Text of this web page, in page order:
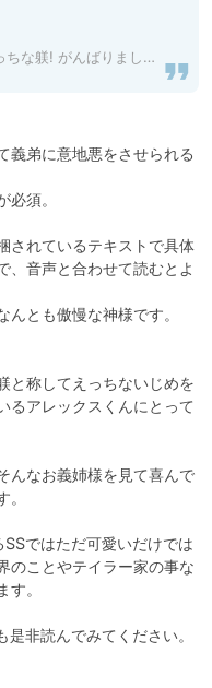
う! 前編 [warm bath] | DLsite がるまに
義弟に意地悪をさせられる
須。
されているテキストで具体
、音声と合わせて読むとよ
とも傲慢な神様です。
と称してえっちないじめを
るアレックスくんにとって
んなお義姉様を見て喜んで
ではただ可愛いだけでは
のことやテイラー家の事な
。
非読んでみてください。